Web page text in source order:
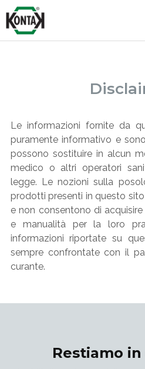
Le informazioni fornite da
puramente informativo e
possono sostituire in alcun
medico o altri operatori
legge. Le nozioni sulla
prodotti presenti in questo
e non consentono di
e manualità per la loro
informazioni riportate su
sempre confrontate con il
curante.
Restiamo